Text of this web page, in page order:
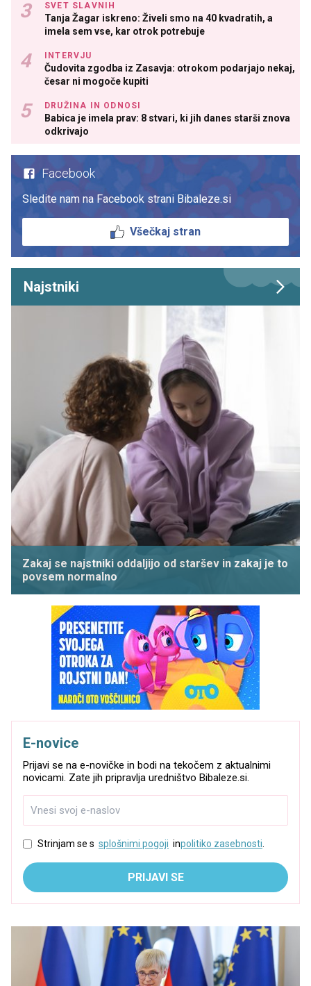
SVET SLAVNIH
Tanja Žagar iskreno: Živeli smo na 40 kvadratih, a
imela sem vse, kar otrok potrebuje
INTERVJU
Čudovita zgodba iz Zasavja: otrokom podarjajo nekaj,
česar ni mogoče kupiti
DRUŽINA IN ODNOSI
Babica je imela prav: 8 stvari, ki jih danes starši znova
odkrivajo
Facebook
Sledite nam na Facebook strani Bibaleze.si
Všečkaj stran
Najstniki
Zakaj se najstniki oddaljijo od staršev in zakaj je to
povsem normalno
E-novice
Prijavi se na e-novičke in bodi na tekočem z aktualnimi
novicami. Zate jih pripravlja uredništvo Bibaleze.si.
Strinjam se s splošnimi pogoji inpolitiko zasebnosti
PRIJAVI SE